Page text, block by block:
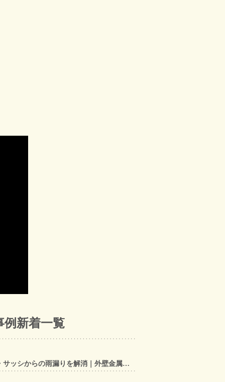
例新着一覧
【東大阪市】アルミ笠木手すり・サッシからの雨漏りを解消｜外壁金属サイディングカバー工法